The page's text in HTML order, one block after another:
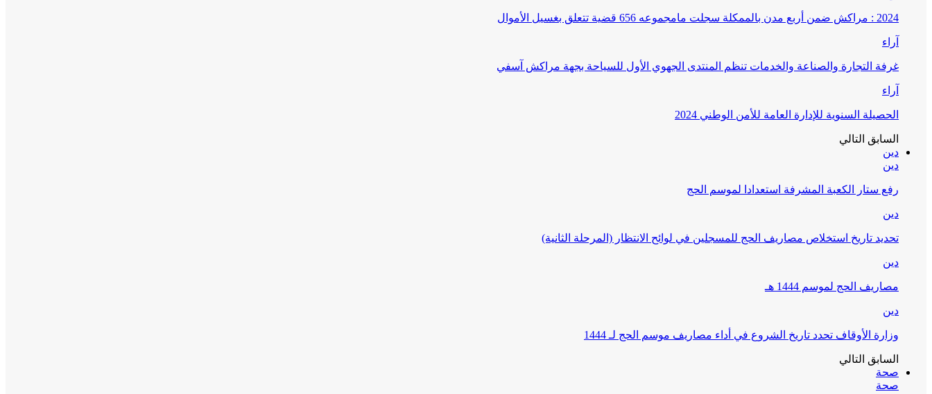
2024 : مراكش ضمن أربع مدن بالممكلة سجلت مامجموعه 656 قضية تتعلق بغسيل الأموال
آراء
غرفة التجارة والصناعة والخدمات تنظم المنتدى الجهوي الأول للسياحة بجهة مراكش آسفي
آراء
الحصيلة السنوية للإدارة العامة للأمن الوطني 2024
السابق التالي
دين
دين
رفع ستار الكعبة المشرفة استعدادا لموسم الحج
دين
تحديد تاريخ استخلاص مصاريف الحج للمسجلين في لوائح الانتظار (المرحلة الثانية)
دين
مصاريف الحج لموسم 1444 هـ
دين
وزارة الأوقاف تحدد تاريخ الشروع في أداء مصاريف موسم الحج لـ 1444
السابق التالي
صحة
صحة